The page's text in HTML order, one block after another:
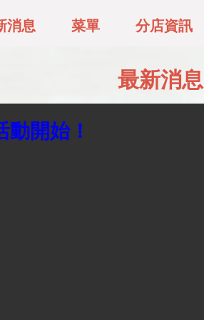
消息 菜單 分店資訊
最新消息
開始！